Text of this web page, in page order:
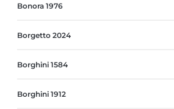
Bonora 1976
Borgetto 2024
Borghini 1584
Borghini 1912